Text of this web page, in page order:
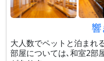
響
大人数でペットと泊まれ
部屋については､和室2部